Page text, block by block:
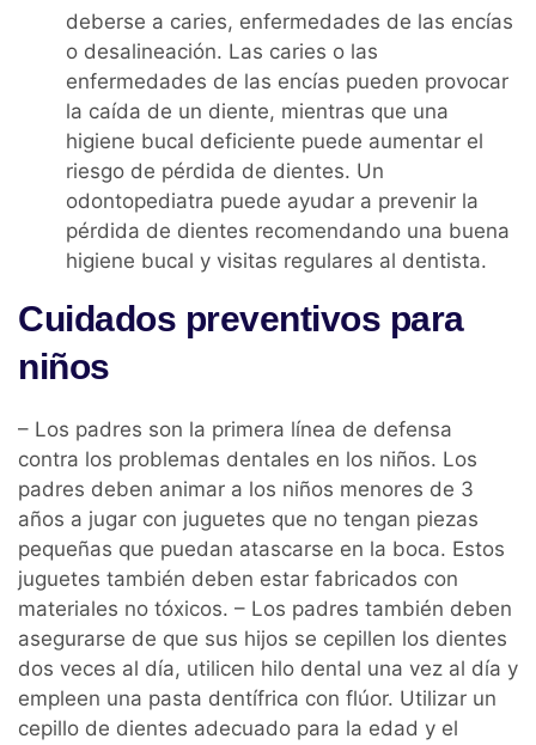
deberse a caries, enfermedades de las encías
o desalineación. Las caries o las
enfermedades de las encías pueden provocar
la caída de un diente, mientras que una
higiene bucal deficiente puede aumentar el
riesgo de pérdida de dientes. Un
odontopediatra puede ayudar a prevenir la
pérdida de dientes recomendando una buena
higiene bucal y visitas regulares al dentista.
Cuidados preventivos para
niños
– Los padres son la primera línea de defensa
contra los problemas dentales en los niños. Los
padres deben animar a los niños menores de 3
años a jugar con juguetes que no tengan piezas
pequeñas que puedan atascarse en la boca. Estos
juguetes también deben estar fabricados con
materiales no tóxicos. – Los padres también deben
asegurarse de que sus hijos se cepillen los dientes
dos veces al día, utilicen hilo dental una vez al día y
empleen una pasta dentífrica con flúor. Utilizar un
cepillo de dientes adecuado para la edad y el